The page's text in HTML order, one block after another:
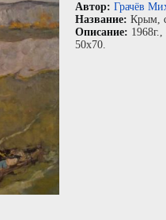
Автор: Грачёв
Название: Крым,
Описание: 1968г.,
50x70.